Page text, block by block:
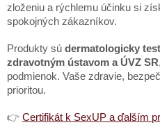
zloženiu a rýchlemu účinku si
spokojných zákazníkov.
Produkty sú dermatologicky
zdravotným ústavom a ÚVZ SR
podmienok. Vaše zdravie,
prioritou.
👉 Certifikát k SexUP a ďalším